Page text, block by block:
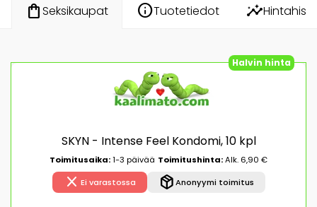
shopping_bagSeksikaupat infoTuotetiedot insights
Halvin hinta
SKYN - Intense Feel Kondomi, 10 kpl
Toimitusaika:1-3 päivää Toimitushinta:Alk. 6,90 €
close Ei varastossa package_2Anonyymi toimitus